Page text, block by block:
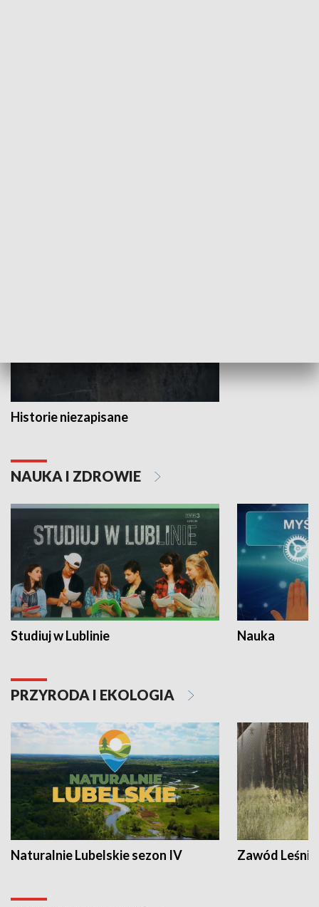
Historie niezapisane
NAUKA I ZDROWIE
Studiuj w Lublinie Nauka
PRZYRODA I EKOLOGIA
Naturalnie Lubelskie sezon IV Zawód Leśnik